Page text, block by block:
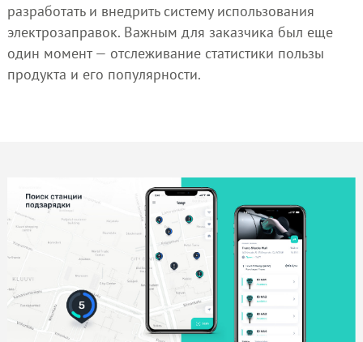
разработать и внедрить систему использования
электрозаправок. Важным для заказчика был еще
один момент — отслеживание статистики пользы
продукта и его популярности.